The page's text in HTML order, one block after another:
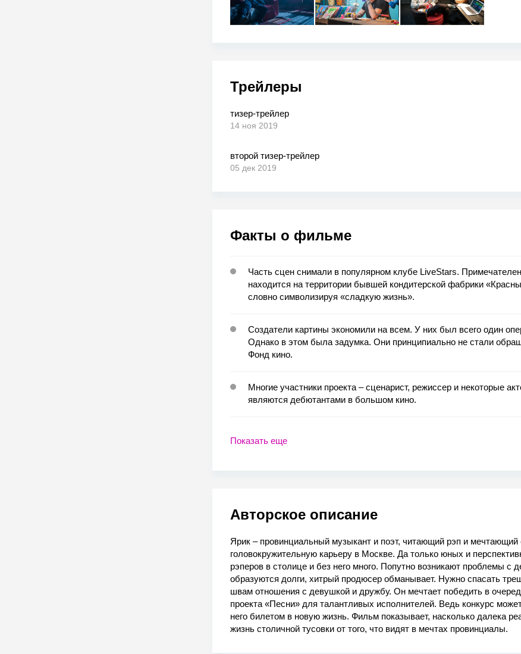
Трейлеры
тизер-трейлер
14 ноя 2019
второй тизер-трейлер
05 дек 2019
Факты о фильме
Часть сцен снимали в популярном клубе LiveStars.
находится на территории бывшей кондитерской фабрики
словно символизируя «сладкую жизнь».
Создатели картины экономили на всем. У них был всего один
Однако в этом была задумка. Они принципиально не стали
Фонд кино.
Многие участники проекта – сценарист, режиссер и некоторые
являются дебютантами в большом кино.
Показать еще
Авторское описание
Ярик – провинциальный музыкант и поэт, читающий рэп и мечтающий
головокружительную карьеру в Москве. Да только юных и
рэперов в столице и без него много. Попутно возникают проблемы с
образуются долги, хитрый продюсер обманывает. Нужно спасать
швам отношения с девушкой и дружбу. Он мечтает победить в
проекта «Песни» для талантливых исполнителей. Ведь конкурс
него билетом в новую жизнь. Фильм показывает, насколько далека
жизнь столичной тусовки от того, что видят в мечтах провинциалы.